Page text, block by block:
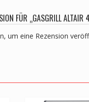
FÜR „GASGRILL ALTAIR
um eine Rezension